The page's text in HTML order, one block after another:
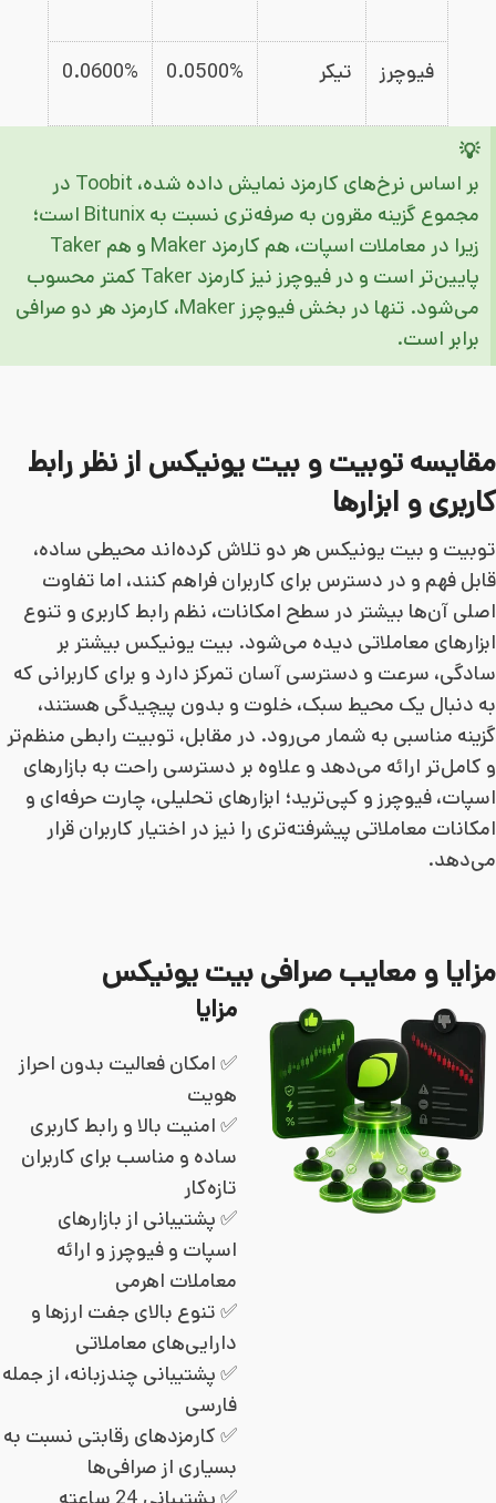
فیوچرز تیکر 0.0500%
0.0600%
💡
بر اساس نرخ‌های کارمزد نمایش داده شده، Toobit در
مجموع گزینه مقرون به صرفه‌تری نسبت به Bitunix است؛
زیرا در معاملات اسپات، هم کارمزد Maker و هم Taker
پایین‌تر است و در فیوچرز نیز کارمزد Taker کمتر محسوب
می‌شود. تنها در بخش فیوچرز Maker، کارمزد هر دو صرافی
برابر است.
مقایسه توبیت و بیت یونیکس از نظر رابط
کاربری و ابزارها
توبیت و بیت یونیکس هر دو تلاش کرده‌اند محیطی ساده،
قابل فهم و در دسترس برای کاربران فراهم کنند، اما تفاوت
اصلی آن‌ها بیشتر در سطح امکانات، نظم رابط کاربری و تنوع
ابزارهای معاملاتی دیده می‌شود. بیت یونیکس بیشتر بر
سادگی، سرعت و دسترسی آسان تمرکز دارد و برای کاربرانی که
به دنبال یک محیط سبک، خلوت و بدون پیچیدگی هستند،
گزینه مناسبی به شمار می‌رود. در مقابل، توبیت رابطی منظم‌تر
و کامل‌تر ارائه می‌دهد و علاوه بر دسترسی راحت به بازارهای
اسپات، فیوچرز و کپی‌ترید؛ ابزارهای تحلیلی، چارت حرفه‌ای و
امکانات معاملاتی پیشرفته‌تری را نیز در اختیار کاربران قرار
می‌دهد.
مزایا و معایب صرافی بیت یونیکس
مزایا
✅ امکان فعالیت بدون احراز
هویت
✅ امنیت بالا و رابط کاربری
ساده و مناسب برای کاربران
تازه‌کار
✅ پشتیبانی از بازارهای
اسپات و فیوچرز و ارائه
معاملات اهرمی
✅ تنوع بالای جفت ارزها و
دارایی‌های معاملاتی
✅ پشتیبانی چندزبانه، از جمله
فارسی
✅ کارمزدهای رقابتی نسبت به
بسیاری از صرافی‌ها